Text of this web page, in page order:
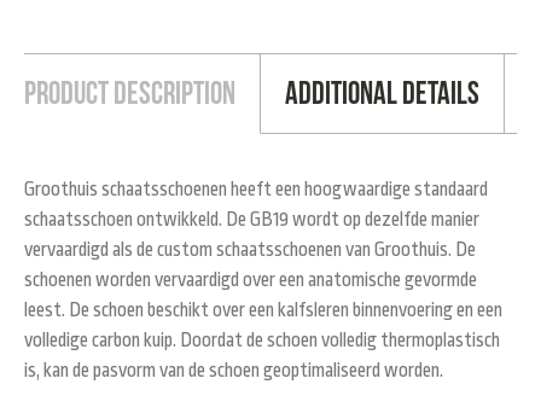
Product Description Additional Details
Groothuis schaatsschoenen heeft een hoogwaardige standaard
schaatsschoen ontwikkeld. De GB19 wordt op dezelfde manier
vervaardigd als de custom schaatsschoenen van Groothuis. De
schoenen worden vervaardigd over een anatomische gevormde
leest. De schoen beschikt over een kalfsleren binnenvoering en een
volledige carbon kuip. Doordat de schoen volledig thermoplastisch
is, kan de pasvorm van de schoen geoptimaliseerd worden.